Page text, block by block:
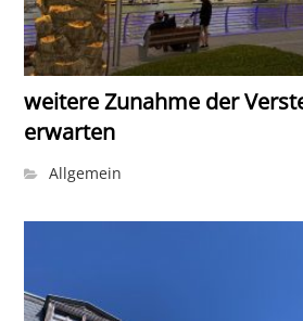
weitere Zunahme der
erwarten
Allgemein